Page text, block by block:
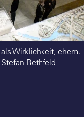
Wirklichkeit, ehem.
Rethfeld